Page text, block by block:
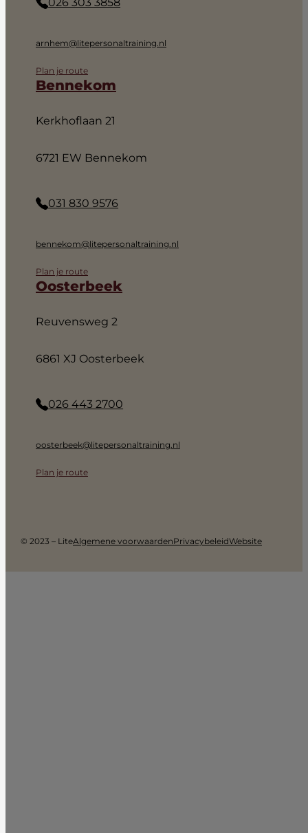
026 303 3858
arnhem@litepersonaltraining.nl
Plan je route
Bennekom
Kerkhoflaan 21
6721 EW Bennekom
031 830 9576
bennekom@litepersonaltraining.nl
Plan je route
Oosterbeek
Reuvensweg 2
6861 XJ Oosterbeek
026 443 2700
oosterbeek@litepersonaltraining.nl
Plan je route
© 2023 – LiteAlgemene voorwaardenPrivacybeleidWebsite